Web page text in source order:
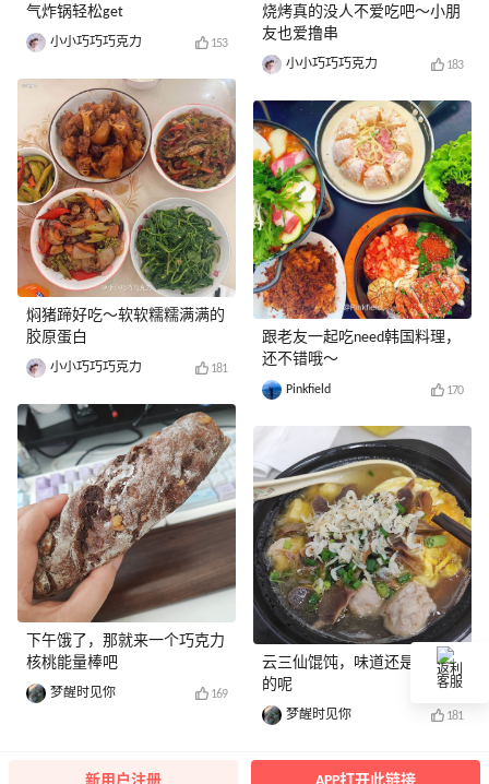
气炸锅轻松get
小小巧巧巧克力 153
焖猪蹄好吃～软软糯糯满满的
胶原蛋白
小小巧巧巧克力 181
下午饿了，那就来一个巧克力
核桃能量棒吧
梦醒时见你 169
烧烤真的没人不爱吃吧～小朋
友也爱撸串
小小巧巧巧克力 183
跟老友一起吃need韩国料理，
还不错哦～
Pinkfield 170
云三仙馄饨，味道还是很不错
的呢
梦醒时见你 181
返利
客服